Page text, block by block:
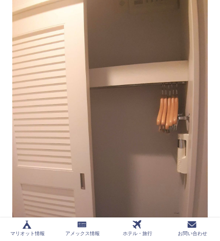
マリオット情報 アメックス情報 ホテル・旅行 お問い合わせ